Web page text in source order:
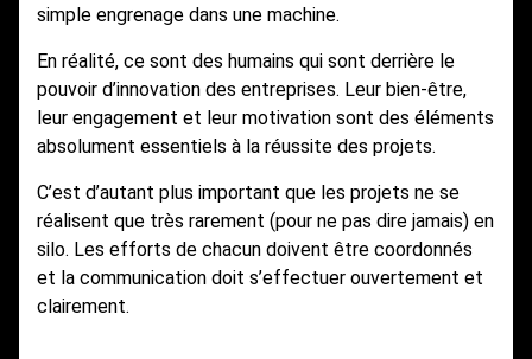
simple engrenage dans une machine.
En réalité, ce sont des humains qui sont derrière le
pouvoir d’innovation des entreprises. Leur bien-être,
leur engagement et leur motivation sont des éléments
absolument essentiels à la réussite des projets.
C’est d’autant plus important que les projets ne se
réalisent que très rarement (pour ne pas dire jamais) en
silo. Les efforts de chacun doivent être coordonnés
et la communication doit s’effectuer ouvertement et
clairement.